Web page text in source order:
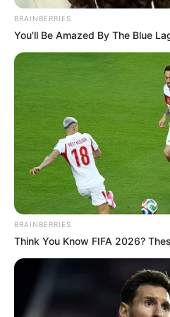
aller boire un café avec
Mariés au
regard :
ont “envie
enfant”
En outre, Alex et Lucile
bébé, né pendant le
premier regard 2026
gardée récemment pour
leur a plu. Ils envisagent
Je pense qu’
comme l’autre à avoir
BRAINBERRIES
You'll Be Amazed By The Blue
BRAINBERRIES
Think You Know FIFA 2026?